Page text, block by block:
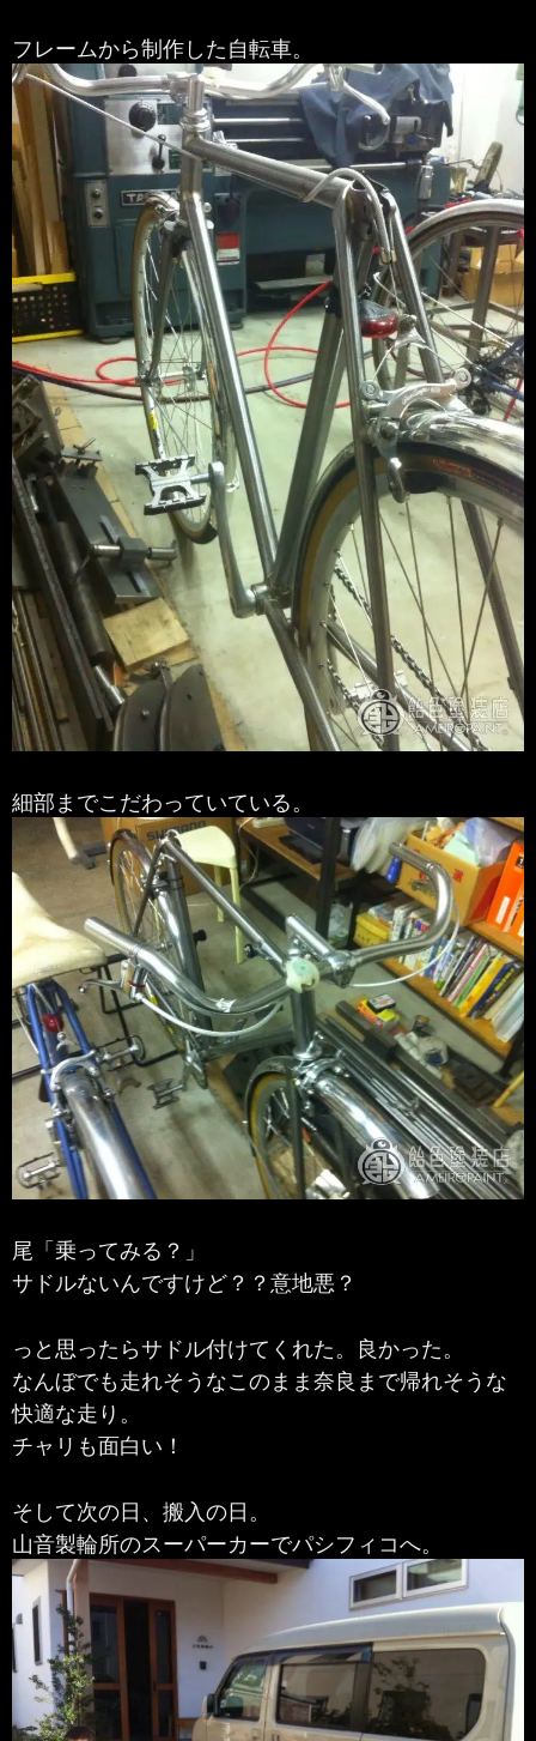
フレームから制作した自転車。
細部までこだわっていている。
尾「乗ってみる？」
サドルないんですけど？？意地悪？
っと思ったらサドル付けてくれた。良かった。
なんぼでも走れそうなこのまま奈良まで帰れそうな
快適な走り。
チャリも面白い！
そして次の日、搬入の日。
山音製輪所のスーパーカーでパシフィコへ。